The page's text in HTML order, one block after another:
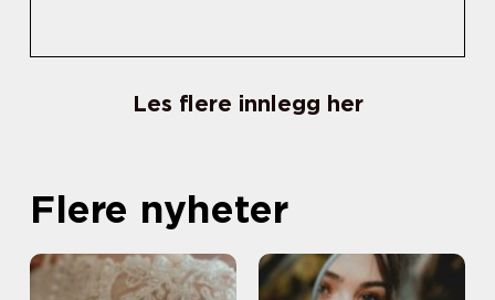
Les flere innlegg her
Flere nyheter